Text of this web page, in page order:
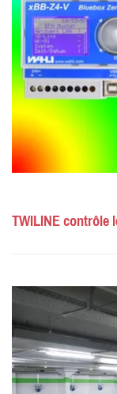
TWILINE contrôle